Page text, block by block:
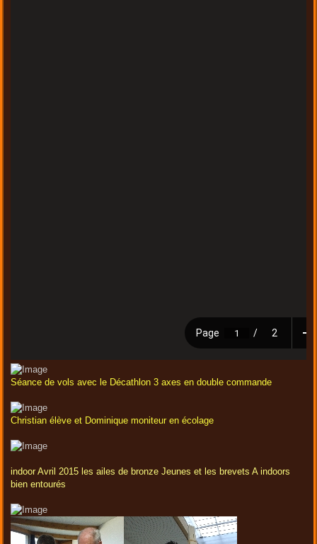
Séance de vols avec le Décathlon 3 axes en double commande
Christian élève et Dominique moniteur en écolage
indoor Avril 2015 les ailes de bronze Jeunes et les brevets A indoors
bien entourés